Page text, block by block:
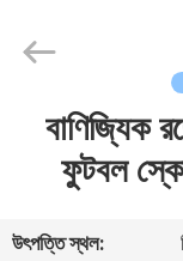
বাড়ি
Technology
Reserved.বাণিজ্যিক
ফুটবল
উৎপত্তি স্থল: